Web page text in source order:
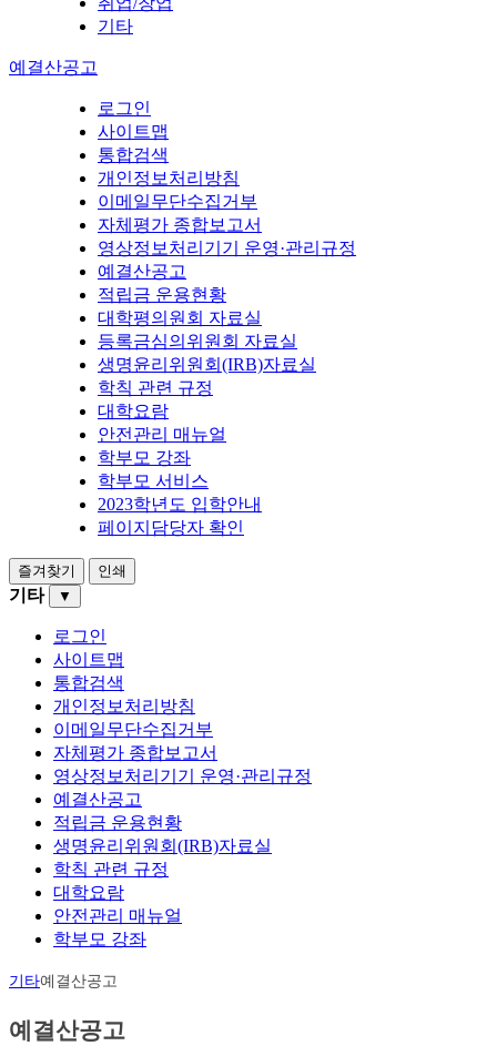
기타
예결산공고
로그인
사이트맵
통합검색
개인정보처리방침
이메일무단수집거부
자체평가 종합보고서
영상정보처리기기 운영·관리규정
예결산공고
적립금 운용현황
대학평의원회 자료실
등록금심의위원회 자료실
생명윤리위원회(IRB)자료실
학칙 관련 규정
대학요람
안전관리 매뉴얼
학부모 강좌
학부모 서비스
2023학년도 입학안내
페이지담당자 확인
즐겨찾기 인쇄
기타 ▼
로그인
사이트맵
통합검색
개인정보처리방침
이메일무단수집거부
자체평가 종합보고서
영상정보처리기기 운영·관리규정
예결산공고
적립금 운용현황
생명윤리위원회(IRB)자료실
학칙 관련 규정
대학요람
안전관리 매뉴얼
학부모 강좌
기타예결산공고
예결산공고